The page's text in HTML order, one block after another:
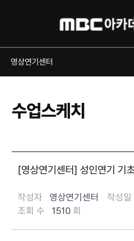
영상연기센터
수업스케치
[영상연기센터] 성인연기 기
작성자 영상연기센터 작성일
조회 수
1510 회